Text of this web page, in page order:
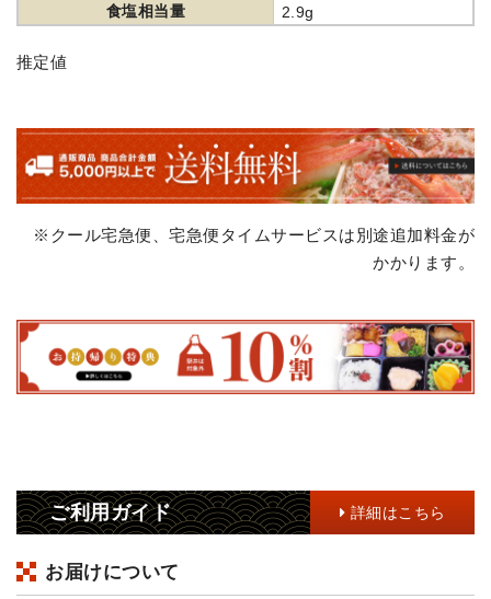
食塩相当量
2.9g
推定値
※クール宅急便、宅急便タイムサービスは別途追加料金が
かかります。
ご利用ガイド 詳細はこちら
お届けについて